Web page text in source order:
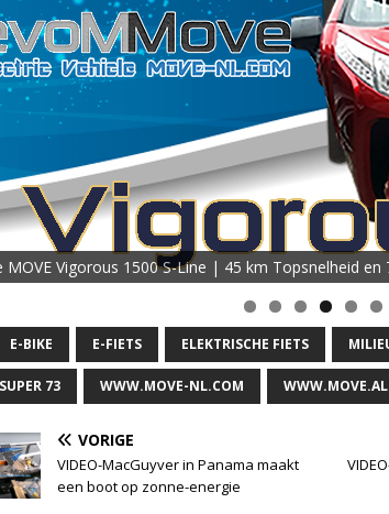
MOVE Vigorous 1500 S-Line | 45 km Topsnelheid en
E-BIKE E-FIETS ELEKTRISCHE FIETS
73 WWW.MOVE-NL.COM WWW.MOVE.AL
VORIGE
VIDEO-MacGuyver in Panama maakt
een boot op zonne-energie